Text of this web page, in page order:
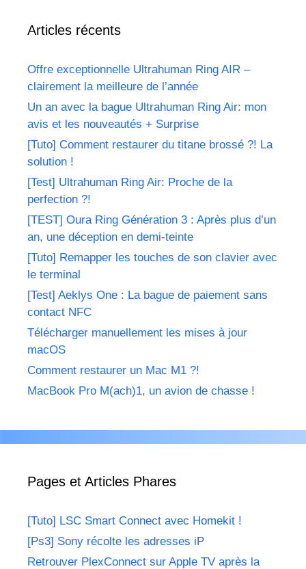
Articles récents
Offre exceptionnelle Ultrahuman Ring AIR –
clairement la meilleure de l’année
Un an avec la bague Ultrahuman Ring Air: mon
avis et les nouveautés + Surprise
[Tuto] Comment restaurer du titane brossé ?! La
solution !
[Test] Ultrahuman Ring Air: Proche de la
perfection ?!
[TEST] Oura Ring Génération 3 : Après plus d’un
an, une déception en demi-teinte
[Tuto] Remapper les touches de son clavier avec
le terminal
[Test] Aeklys One : La bague de paiement sans
contact NFC
Télécharger manuellement les mises à jour
macOS
Comment restaurer un Mac M1 ?!
MacBook Pro M(ach)1, un avion de chasse !
Pages et Articles Phares
[Tuto] LSC Smart Connect avec Homekit !
[Ps3] Sony récolte les adresses iP
Retrouver PlexConnect sur Apple TV après la